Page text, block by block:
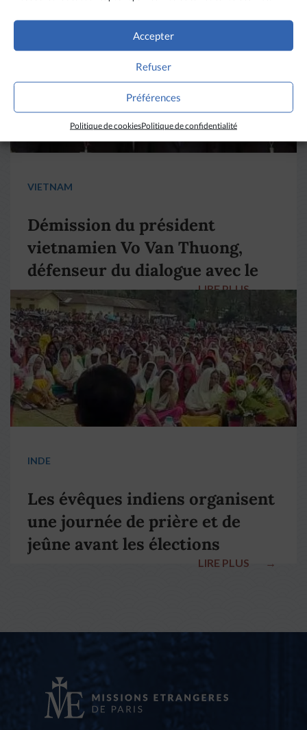
Accepter
Refuser
Préférences
Politique de cookiesPolitique de confidentialité
VIETNAM
Démission du président
vietnamien Vo Van Thuong,
défenseur du dialogue avec le
pape François
LIRE PLUS →
INDE
Les évêques indiens organisent
une journée de prière et de
jeûne avant les élections
LIRE PLUS →